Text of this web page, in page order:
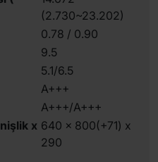
(2.730~23.202)
0.78 / 0.90
9.5
5.1/6.5
A+++
A+++/A+++
x 640 x 800(+71) x
290